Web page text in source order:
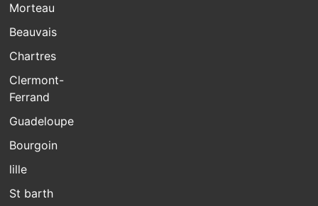
Morteau
Beauvais
Chartres
Clermont-
Ferrand
Guadeloupe
Bourgoin
lille
St barth